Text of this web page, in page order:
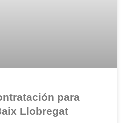
para
Llobregat